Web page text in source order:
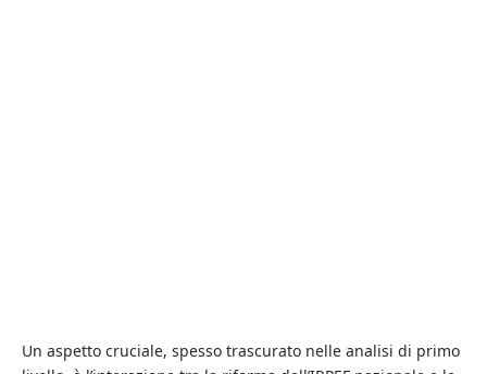
Un aspetto cruciale, spesso trascurato nelle analisi di primo